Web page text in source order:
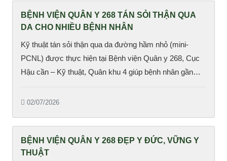
BỆNH VIỆN QUÂN Y 268 TÁN SỎI THẬN QUA
DA CHO NHIỀU BỆNH NHÂN
Kỹ thuật tán sỏi thận qua da đường hầm nhỏ (mini-
PCNL) được thực hiện tại Bệnh viện Quân y 268, Cục
Hậu cần – Kỹ thuật, Quân khu 4 giúp bệnh nhân gần
02/07/2026
BỆNH VIỆN QUÂN Y 268 ĐẸP Y ĐỨC, VỮNG Y
THUẬT